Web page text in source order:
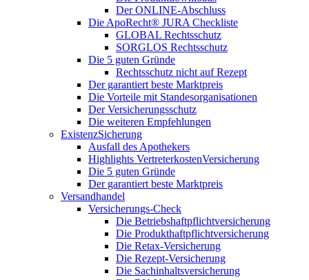
Der ONLINE-Abschluss
Die ApoRecht® JURA Checkliste
GLOBAL Rechtsschutz
SORGLOS Rechtsschutz
Die 5 guten Gründe
Rechtsschutz nicht auf Rezept
Der garantiert beste Marktpreis
Die Vorteile mit Standesorganisationen
Der Versicherungsschutz
Die weiteren Empfehlungen
ExistenzSicherung
Ausfall des Apothekers
Highlights VertreterkostenVersicherung
Die 5 guten Gründe
Der garantiert beste Marktpreis
Versandhandel
Versicherungs-Check
Die Betriebshaftpflichtversicherung
Die Produkthaftpflichtversicherung
Die Retax-Versicherung
Die Rezept-Versicherung
Die Sachinhaltsversicherung